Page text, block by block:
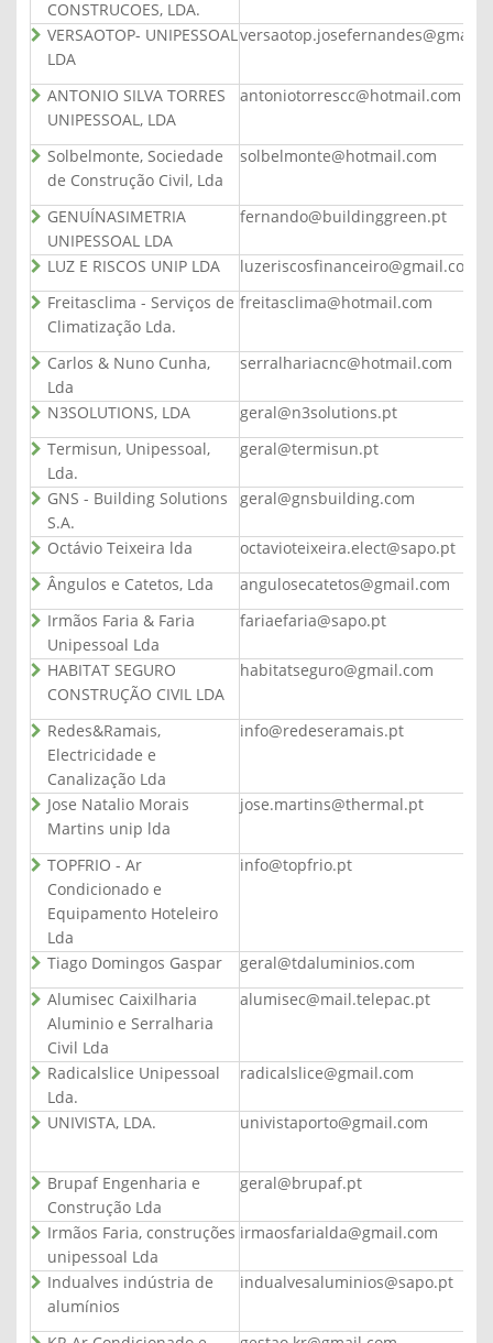
CONSTRUCOES, LDA.
VERSAOTOP- UNIPESSOAL
LDA
ANTONIO SILVA TORRES
UNIPESSOAL, LDA
antoniotorrescc@hotmail.com
Solbelmonte, Sociedade
de Construção Civil, Lda
solbelmonte@hotmail.com
GENUÍNASIMETRIA
UNIPESSOAL LDA
fernando@buildinggreen.pt
LUZ E RISCOS UNIP LDA
luzeriscosfinanceiro@gmail.com
Freitasclima - Serviços de
Climatização Lda.
freitasclima@hotmail.com
Carlos & Nuno Cunha,
Lda
serralhariacnc@hotmail.com
N3SOLUTIONS, LDA
geral@n3solutions.pt
Termisun, Unipessoal,
Lda.
geral@termisun.pt
GNS - Building Solutions
S.A.
geral@gnsbuilding.com
Octávio Teixeira lda
octavioteixeira.elect@sapo.pt
Ângulos e Catetos, Lda
angulosecatetos@gmail.com
Irmãos Faria & Faria
Unipessoal Lda
fariaefaria@sapo.pt
HABITAT SEGURO
CONSTRUÇÃO CIVIL LDA
habitatseguro@gmail.com
Redes&Ramais,
Electricidade e
Canalização Lda
info@redeseramais.pt
Jose Natalio Morais
Martins unip lda
jose.martins@thermal.pt
TOPFRIO - Ar
Condicionado e
Equipamento Hoteleiro
Lda
info@topfrio.pt
Tiago Domingos Gaspar
geral@tdaluminios.com
Alumisec Caixilharia
Aluminio e Serralharia
Civil Lda
alumisec@mail.telepac.pt
Radicalslice Unipessoal
Lda.
radicalslice@gmail.com
UNIVISTA, LDA. univistaporto@gmail.com
Brupaf Engenharia e
Construção Lda
geral@brupaf.pt
Irmãos Faria, construções
unipessoal Lda
irmaosfarialda@gmail.com
Indualves indústria de
alumínios
indualvesaluminios@sapo.pt